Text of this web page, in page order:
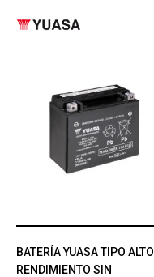
BATERÍA YUASA TIPO ALTO
RENDIMIENTO SIN